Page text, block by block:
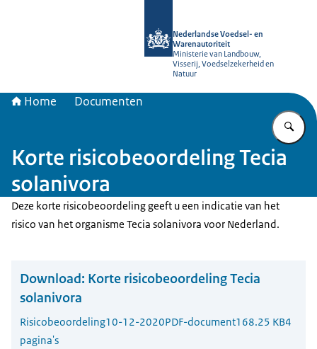
Nederlandse Voedsel- en
Warenautoriteit
Ministerie van Landbouw,
Visserij, Voedselzekerheid en
Natuur
Home Documenten
Korte risicobeoordeling Tecia
solanivora
Deze korte risicobeoordeling geeft u een indicatie van het
risico van het organisme Tecia solanivora voor Nederland.
Download: Korte risicobeoordeling Tecia
solanivora
Risicobeoordeling10-12-2020PDF-document168.25 KB4
pagina's